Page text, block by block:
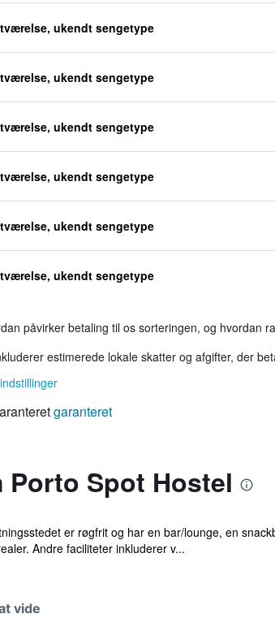
ukendt sengetype
ukendt sengetype
ukendt sengetype
ukendt sengetype
ukendt sengetype
ukendt sengetype
påvirker betaling til os sorteringen, og hvordan
estimerede lokale skatter og afgifter, der
garanteret
Porto Spot Hostel
er røgfrit og har en bar/lounge, en
Andre faciliteter inkluderer v...
vide